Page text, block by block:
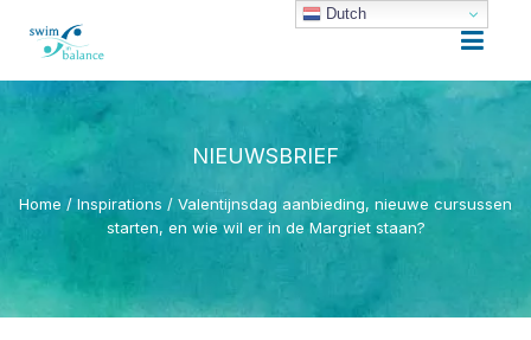
NIEUWSBRIEF
Home / Inspirations / Valentijnsdag aanbieding, nieuwe cursussen
starten, en wie wil er in de Margriet staan?
Dutch